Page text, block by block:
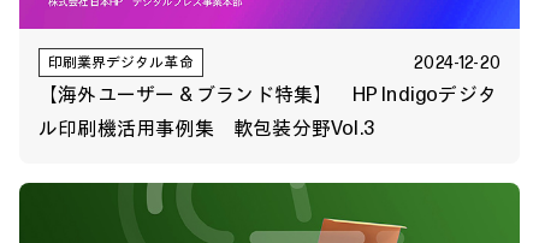
印刷業界デジタル革命 2024-12-20
【海外ユーザー & ブランド特集】 HP Indigoデジタ
ル印刷機活用事例集 軟包装分野Vol.3